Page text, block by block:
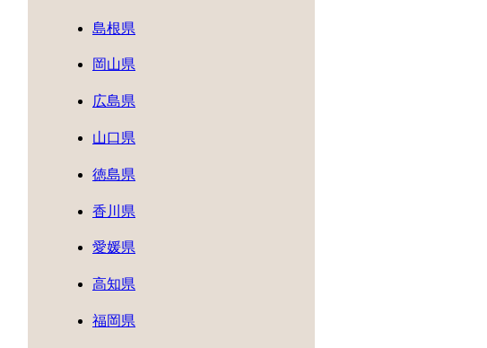
島根県
岡山県
広島県
山口県
徳島県
香川県
愛媛県
高知県
福岡県